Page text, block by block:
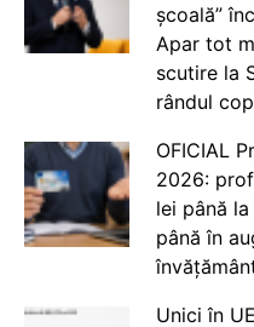
școală”
Apar tot
scutire la
rândul
OFICIAL
2026:
lei până
până în
Unici în